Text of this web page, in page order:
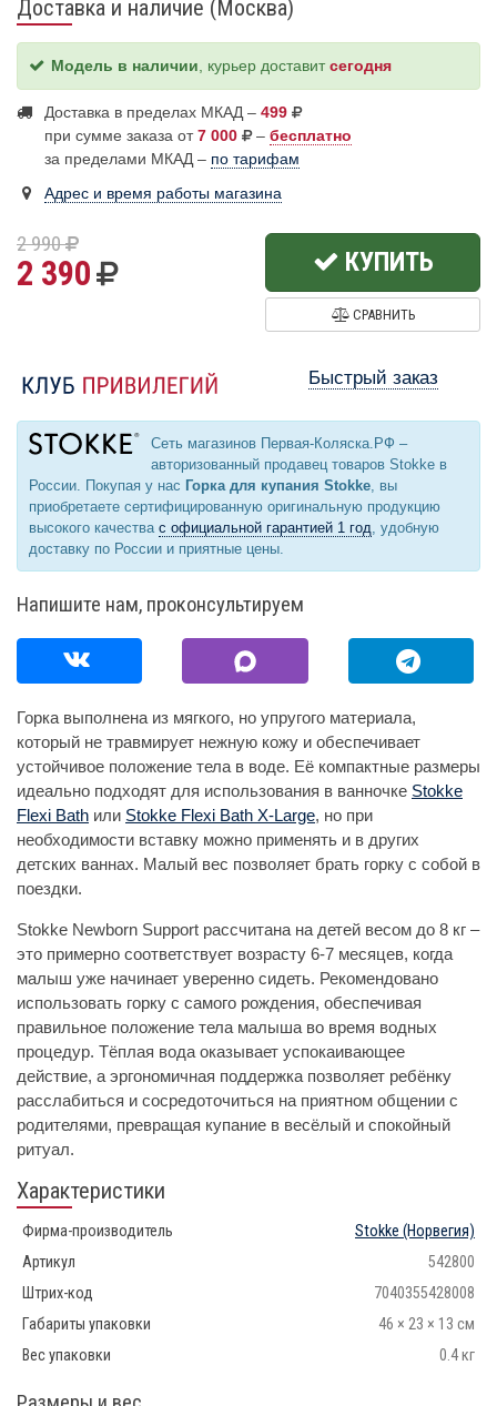
Доставка и наличие (Москва)
Модель в наличии , курьер доставитсегодня
Доставка в пределах МКАД – 499
при сумме заказа от7 000 – бесплатно
за пределами МКАД – по тарифам
Адрес и время работы магазина
2 990
2 390 КУПИТЬ
СРАВНИТЬ
Быстрый заказ
Сеть магазинов Первая-Коляска.РФ –
авторизованный продавец товаров Stokke в
России. Покупая у нас Горка для купания Stokke, вы
приобретаете сертифицированную оригинальную продукцию
высокого качества с официальной гарантией 1 год, удобную
доставку по России и приятные цены.
Напишите нам, проконсультируем
Горка выполнена из мягкого, но упругого материала,
который не травмирует нежную кожу и обеспечивает
устойчивое положение тела в воде. Её компактные размеры
идеально подходят для использования в ванночке Stokke
Flexi Bath или Stokke Flexi Bath X-Large, но при
необходимости вставку можно применять и в других
детских ваннах. Малый вес позволяет брать горку с собой в
поездки.
Stokke Newborn Support рассчитана на детей весом до 8 кг –
это примерно соответствует возрасту 6-7 месяцев, когда
малыш уже начинает уверенно сидеть. Рекомендовано
использовать горку с самого рождения, обеспечивая
правильное положение тела малыша во время водных
процедур. Тёплая вода оказывает успокаивающее
действие, а эргономичная поддержка позволяет ребёнку
расслабиться и сосредоточиться на приятном общении с
родителями, превращая купание в весёлый и спокойный
ритуал.
Характеристики
Фирма-производитель Stokke (Норвегия)
Артикул
542800
Штрих-код
7040355428008
Габариты упаковки
46 × 23 × 13 см
Вес упаковки
0.4 кг